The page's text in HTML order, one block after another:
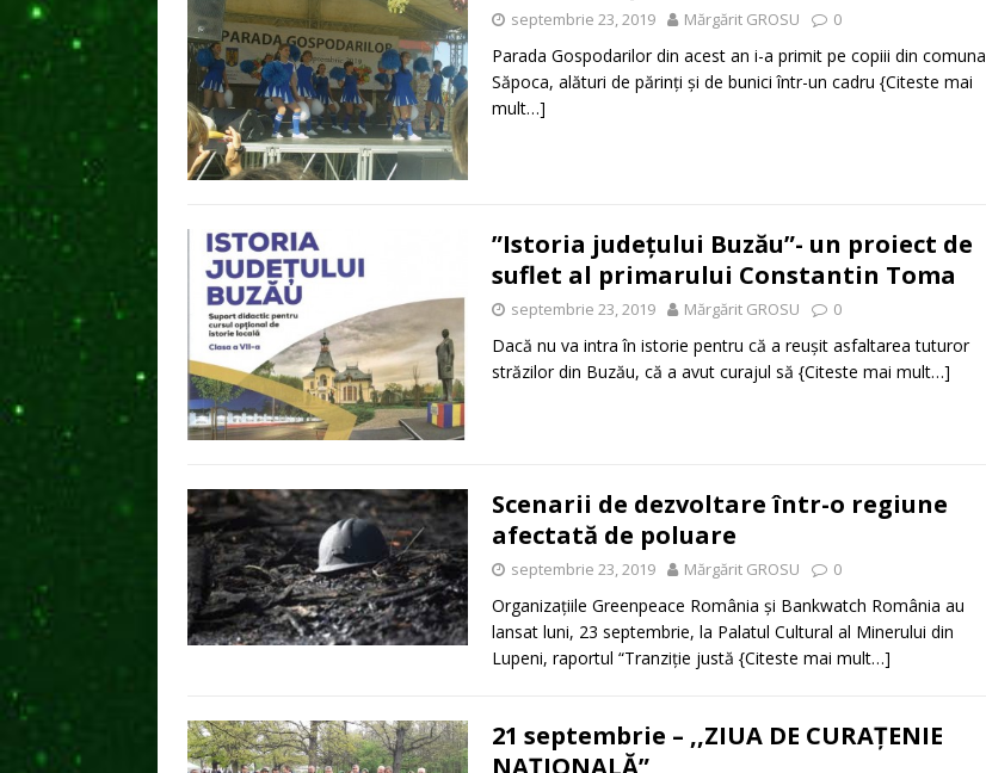
septembrie 23, 2019 Mărgărit GROSU 0
Parada Gospodarilor din acest an i-a primit pe copiii din comuna
Săpoca, alături de părinți și de bunici într-un cadru {Citeste mai
mult…]
”Istoria județului Buzău”- un proiect de
suflet al primarului Constantin Toma
septembrie 23, 2019 Mărgărit GROSU 0
Dacă nu va intra în istorie pentru că a reușit asfaltarea tuturor
străzilor din Buzău, că a avut curajul să {Citeste mai mult…]
Scenarii de dezvoltare într-o regiune
afectată de poluare
septembrie 23, 2019 Mărgărit GROSU 0
Organizațiile Greenpeace România și Bankwatch România au
lansat luni, 23 septembrie, la Palatul Cultural al Minerului din
Lupeni, raportul “Tranziție justă {Citeste mai mult…]
21 septembrie – ,,ZIUA DE CURAȚENIE
NAȚIONALĂ”